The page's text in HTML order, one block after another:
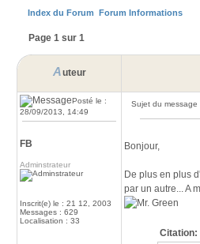
Index du Forum Forum Informations
Page 1 sur 1
Auteur
Posté le :
28/09/2013, 14:49
FB
Adminstrateur
Inscrit(e) le : 21 12, 2003
Messages : 629
Localisation : 33
Sujet du
Bonjour,
De plus en plus
par un autre... A
Citation: